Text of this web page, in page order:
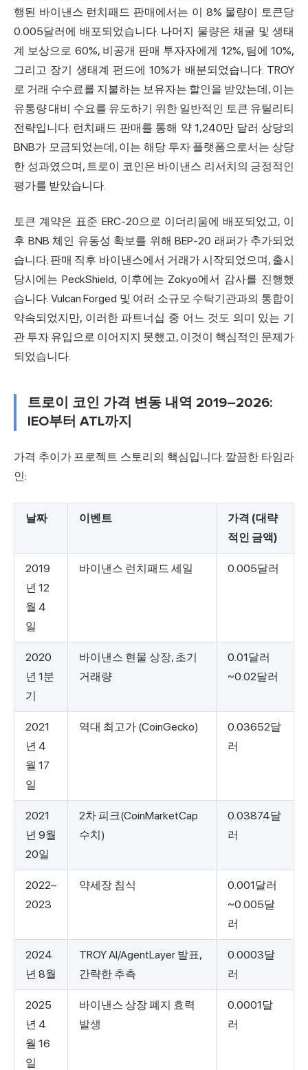
행된 바이낸스 런치패드 판매에서는 이 8% 물량이 토큰당
0.005달러에 배포되었습니다. 나머지 물량은 채굴 및 생태
계 보상으로 60%, 비공개 판매 투자자에게 12%, 팀에 10%,
그리고 장기 생태계 펀드에 10%가 배분되었습니다. TROY
로 거래 수수료를 지불하는 보유자는 할인을 받았는데, 이는
유통량 대비 수요를 유도하기 위한 일반적인 토큰 유틸리티
전략입니다. 런치패드 판매를 통해 약 1,240만 달러 상당의
BNB가 모금되었는데, 이는 해당 투자 플랫폼으로서는 상당
한 성과였으며, 트로이 코인은 바이낸스 리서치의 긍정적인
평가를 받았습니다.
토큰 계약은 표준 ERC-20으로 이더리움에 배포되었고, 이
후 BNB 체인 유동성 확보를 위해 BEP-20 래퍼가 추가되었
습니다. 판매 직후 바이낸스에서 거래가 시작되었으며, 출시
당시에는 PeckShield, 이후에는 Zokyo에서 감사를 진행했
습니다. Vulcan Forged 및 여러 소규모 수탁기관과의 통합이
약속되었지만, 이러한 파트너십 중 어느 것도 의미 있는 기
관 투자 유입으로 이어지지 못했고, 이것이 핵심적인 문제가
되었습니다.
트로이 코인 가격 변동 내역 2019–2026:
IEO부터 ATL까지
가격 추이가 프로젝트 스토리의 핵심입니다. 깔끔한 타임라
인:
날짜 이벤트
가격 (대략
적인 금액)
2019
년 12
월 4
일
바이낸스 런치패드 세일 0.005달러
2020
년 1분
기
바이낸스 현물 상장, 초기
거래량
0.01달러
~0.02달러
2021
년 4
월 17
일
역대 최고가 (CoinGecko)
0.03652달
러
2021
년 9월
20일
2차 피크(CoinMarketCap
수치)
0.03874달
러
2022–
2023
약세장 침식
0.001달러
~0.005달
러
2024
년 8월
TROY AI/AgentLayer 발표,
간략한 추측
0.0003달
러
2025
년 4
월 16
일
바이낸스 상장 폐지 효력
발생
0.0001달
러